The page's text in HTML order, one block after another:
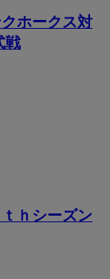
ホークス対
戦
ｈシーズン